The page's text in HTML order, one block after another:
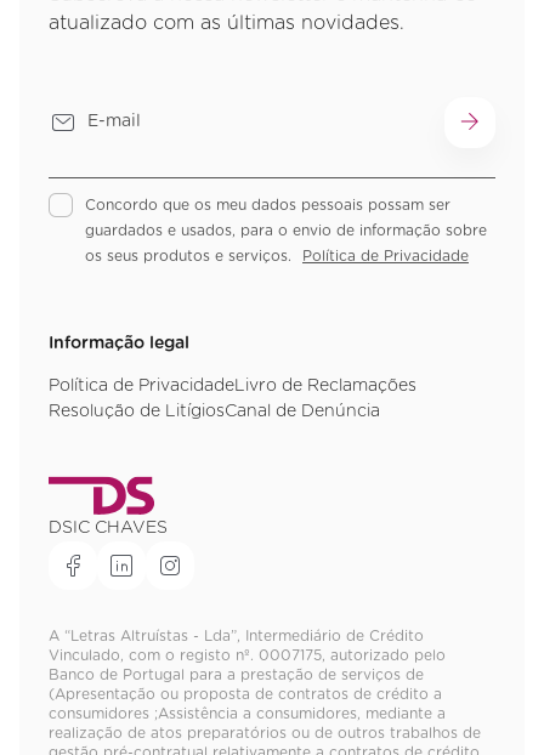
atualizado com as últimas novidades.
Concordo que os meu dados pessoais possam ser
guardados e usados, para o envio de informação sobre
os seus produtos e serviços.
Política de Privacidade
Informação legal
Política de Privacidade Livro de Reclamações
Resolução de LitígiosCanal de Denúncia
DSIC CHAVES
A “Letras Altruístas - Lda”, Intermediário de Crédito
Vinculado, com o registo nº. 0007175, autorizado pelo
Banco de Portugal para a prestação de serviços de
(Apresentação ou proposta de contratos de crédito a
consumidores ;Assistência a consumidores, mediante a
realização de atos preparatórios ou de outros trabalhos de